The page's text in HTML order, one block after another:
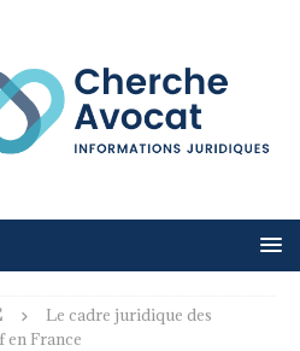
Le cadre juridique des
en France